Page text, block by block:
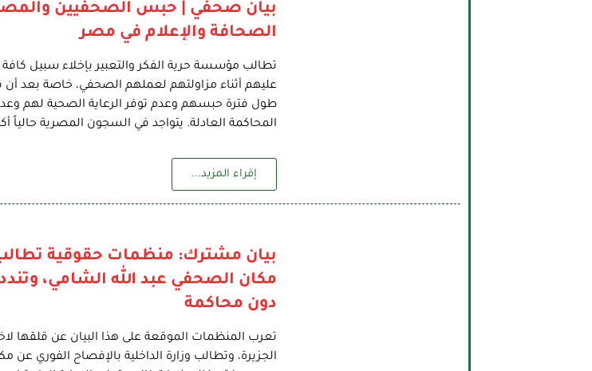
بيان صحفي | حبس الصحفيين
الصحافة والإعلام في مصر
تطالب مؤسسة حرية الفكر والتعبير بإخلاء سبيل
عليهم أثناء مزاولتهم لعملهم الصحفي، خاصة بعد
طول فترة حبسهم وعدم توفر الرعاية الصحية لهم
المحاكمة العادلة. يتواجد في السجون المصرية حالياً
إقراء المزيد...
بيان مشترك: منظمات حقوقية تطالب
دون محاكمة
تعرب المنظمات الموقعة على هذا البيان عن قلقها
الجزيرة، وتطالب وزارة الداخلية بالإفصاح الفوري